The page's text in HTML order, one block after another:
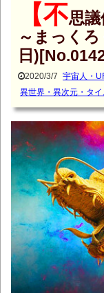
【不思
～まっく
日
2020/3/7 宇宙人・
異世界・異次元・タ